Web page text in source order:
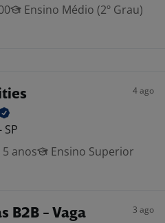
Ensino Médio (2º Grau)
4 ago
anos
Ensino Superior
B2B - Vaga
3 ago